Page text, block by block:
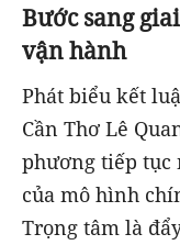
Bước sang
vận hành
Phát biểu kết
Cần Thơ Lê
phương tiếp tục
của mô hình
Trọng tâm là